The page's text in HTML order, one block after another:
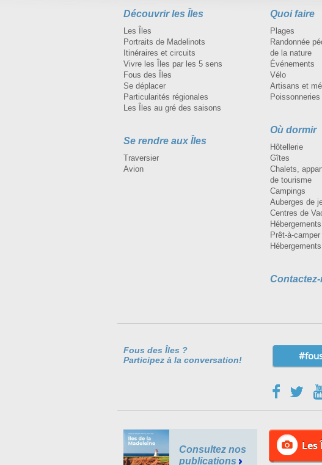
Découvrir les Îles
Les Îles
Portraits de Madelinots
Itinéraires et circuits
Vivre les Îles par les 5 sens
Fous des Îles
Se déplacer
Particularités régionales
Les Îles au gré des saisons
Se rendre aux Îles
Traversier
Avion
Quoi faire
Plages
Randonnée
de la nature
Événements
Vélo
Artisans et
Poissonneries
Où dormir
Hôtellerie
Gîtes
Chalets,
de tourisme
Campings
Auberges de
Centres de
Prêt-à-camper
Fous des Îles ?
Participez à la conversation!
Consultez nos
publications
Les